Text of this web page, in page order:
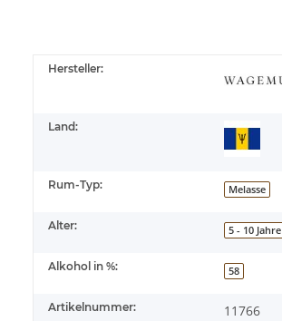
Hersteller:
Land:
Rum-Typ: Melasse
Alter: 5 - 10 Jahre
Alkohol in %: 58
Artikelnummer: 11766